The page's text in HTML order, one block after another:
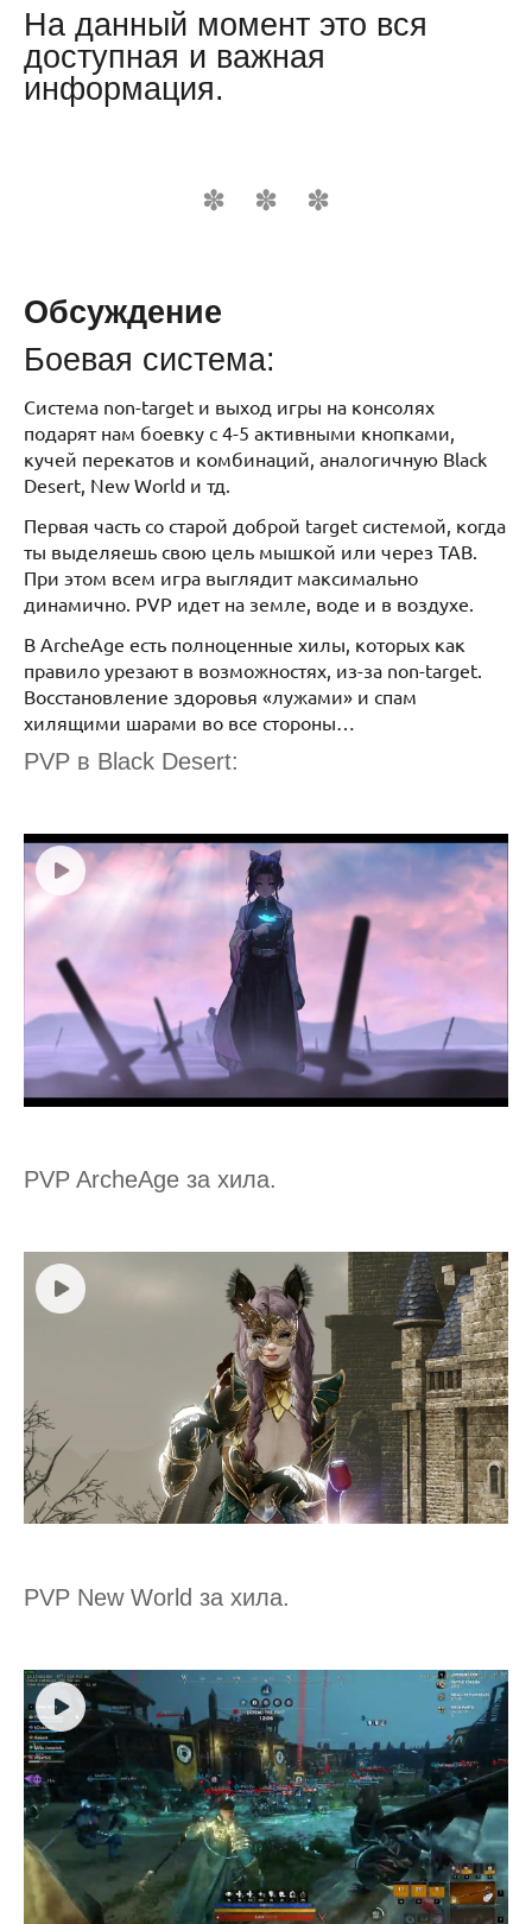
На данный момент это вся
доступная и важная
информация.
Обсуждение
Боевая система:
Система non-target и выход игры на консолях
подарят нам боевку с 4-5 активными кнопками,
кучей перекатов и комбинаций, аналогичную Black
Desert, New World и тд.
Первая часть со старой доброй target системой, когда
ты выделяешь свою цель мышкой или через ТАВ.
При этом всем игра выглядит максимально
динамично. PVP идет на земле, воде и в воздухе.
В ArcheAge есть полноценные хилы, которых как
правило урезают в возможностях, из-за non-target.
Восстановление здоровья «лужами» и спам
хилящими шарами во все стороны…
PVP в Black Desert:
PVP ArcheAge за хила.
PVP New World за хила.